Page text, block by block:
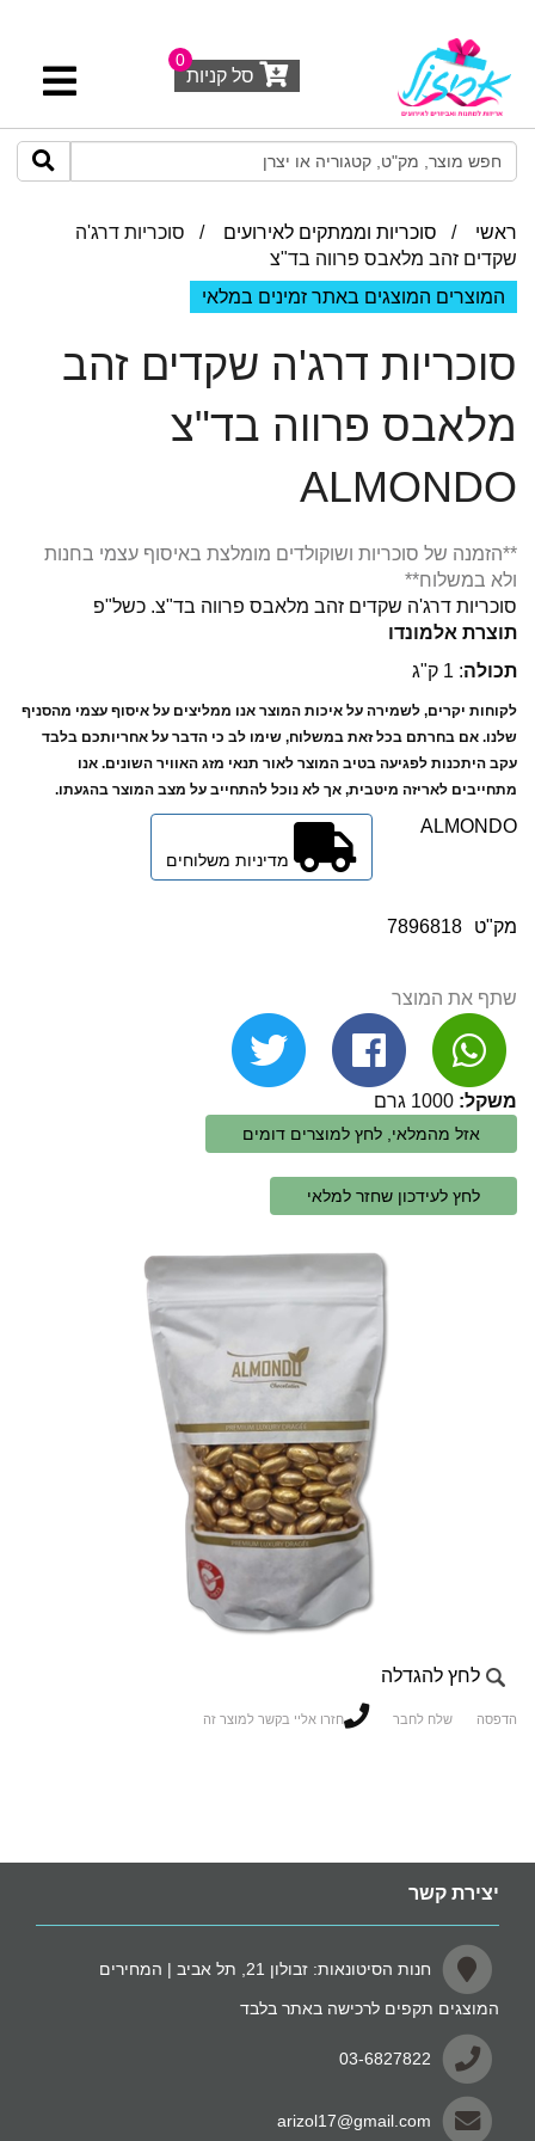
סל קניות
0
ראשי / סוכריות וממתקים לאירועים / סוכריות דרג'ה
שקדים זהב מלאבס פרווה בד"צ
המוצרים המוצגים באתר זמינים במלאי
סוכריות דרג'ה שקדים זהב
מלאבס פרווה בד"צ
ALMONDO
**הזמנה של סוכריות ושוקולדים מומלצת באיסוף עצמי בחנות
ולא במשלוח**
סוכריות דרג'ה שקדים זהב מלאבס פרווה בד"צ. כשל"פ
תוצרת אלמונדו
תכולה: 1 ק"ג
לקוחות יקרים, לשמירה על איכות המוצר אנו ממליצים על איסוף עצמי מהסניף
שלנו. אם בחרתם בכל זאת במשלוח, שימו לב כי הדבר על אחריותכם בלבד
עקב היתכנות לפגיעה בטיב המוצר לאור תנאי מזג האוויר השונים. אנו
מתחייבים לאריזה מיטבית, אך לא נוכל להתחייב על מצב המוצר בהגעתו.
ALMONDO
מק"ט 7896818
שתף את המוצר
משקל:
אזל מהמלאי, לחץ למוצרים דומים
לחץ לעידכון שחזר למלאי
לחץ להגדלה
הדפסה שלח לחבר חזרו אליי בקשר למוצר זה
יצירת קשר
חנות הסיטונאות: זבולון 21, תל אביב | המחירים
המוצגים תקפים לרכישה באתר בלבד
03-6827822
arizol17@gmail.com